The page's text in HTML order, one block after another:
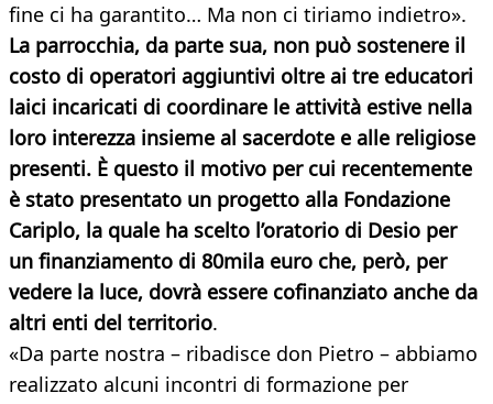
fine ci ha garantito… Ma non ci tiriamo indietro».
La parrocchia, da parte sua, non può sostenere il
costo di operatori aggiuntivi oltre ai tre educatori
laici incaricati di coordinare le attività estive nella
loro interezza insieme al sacerdote e alle religiose
presenti. È questo il motivo per cui recentemente
è stato presentato un progetto alla Fondazione
Cariplo, la quale ha scelto l’oratorio di Desio per
un finanziamento di 80mila euro che, però, per
vedere la luce, dovrà essere cofinanziato anche da
altri enti del territorio.
«Da parte nostra – ribadisce don Pietro – abbiamo
realizzato alcuni incontri di formazione per